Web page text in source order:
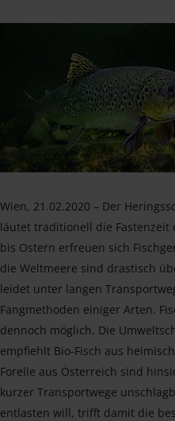
Wien, 21.02.2020 – Der
läutet traditionell die Fastenzeit
bis Ostern erfreuen sich
die Weltmeere sind drastisch
leidet unter langen
Fangmethoden einiger Arten.
dennoch möglich. Die
empfiehlt Bio-Fisch aus
Forelle aus Österreich sind
kurzer Transportwege
entlasten will, trifft damit die